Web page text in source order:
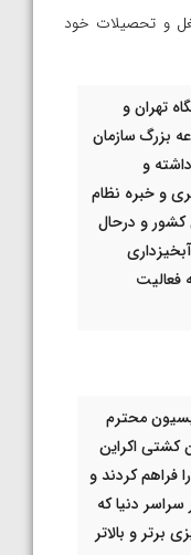
و تحصیلات خود
تهران و
بزرگ سازمان
و
و خبره نظام
و درحال
فعالیت
محترم
کشتی اکراین
فراهم کردند و
دنیا که
برتر و بالاتر